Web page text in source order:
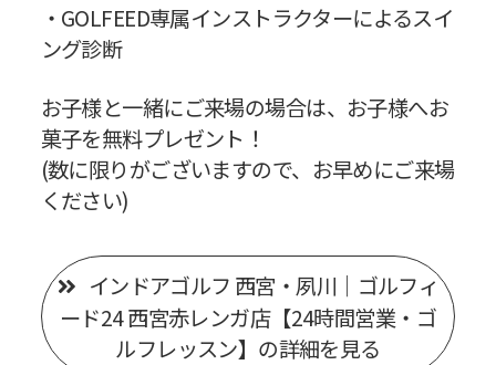
・GOLFEED専属インストラクターによるスイ
ング診断
お子様と一緒にご来場の場合は、お子様へお
菓子を無料プレゼント！
(数に限りがございますので、お早めにご来場
ください)
インドアゴルフ 西宮・夙川｜ゴルフィ
ード24 西宮赤レンガ店【24時間営業・ゴ
ルフレッスン】の詳細を見る